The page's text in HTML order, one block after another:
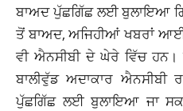
ਬਾਅਦ ਪੁੱਛਗਿੱਛ ਲਈ ਬੁਲਾਇਆ
ਤੋਂ ਬਾਅਦ, ਅਜਿਹੀਆਂ ਖਬਰਾਂ
ਵੀ ਐਨਸੀਬੀ ਦੇ ਘੇਰੇ ਵਿੱਚ
ਬਾਲੀਵੁੱਡ ਅਦਾਕਾਰ ਐਨਸੀਬੀ
ਪੁੱਛਗਿੱਛ ਲਈ ਬੁਲਾਇਆ ਜਾ